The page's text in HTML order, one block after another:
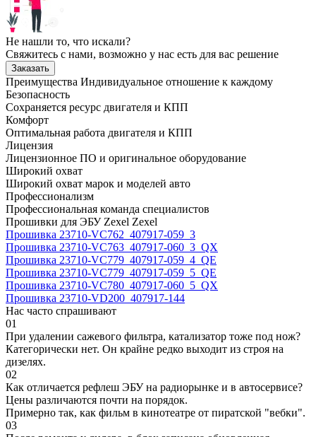
Не нашли то, что искали?
Свяжитесь с нами, возможно у нас есть для вас решение
Заказать
Преимущества Индивидуальное отношение к каждому
Безопасность
Сохраняется ресурс двигателя и КПП
Комфорт
Оптимальная работа двигателя и КПП
Лицензия
Лицензионное ПО и оригинальное оборудование
Широкий охват
Широкий охват марок и моделей авто
Профессионализм
Профессиональная команда специалистов
Прошивки для ЭБУ Zexel Zexel
Прошивка 23710-VC762_407917-059_3
Прошивка 23710-VC763_407917-060_3_QX
Прошивка 23710-VC779_407917-059_4_QE
Прошивка 23710-VC779_407917-059_5_QE
Прошивка 23710-VC780_407917-060_5_QX
Прошивка 23710-VD200_407917-144
Нас часто спрашивают
01
При удалении сажевого фильтра, катализатор тоже под нож?
Категорически нет. Он крайне редко выходит из строя на
дизелях.
02
Как отличается рефлеш ЭБУ на радиорынке и в автосервисе?
Цены различаются почти на порядок.
Примерно так, как фильм в кинотеатре от пиратской "вебки".
03